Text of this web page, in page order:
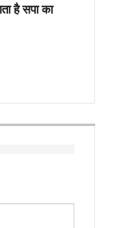
है सपा का